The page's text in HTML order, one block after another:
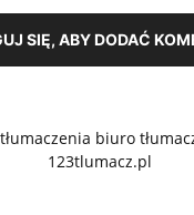
SIĘ, ABY DODAĆ